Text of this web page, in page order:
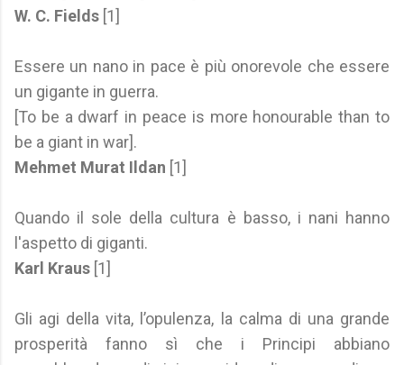
W. C. Fields [1]
Essere un nano in pace è più onorevole che essere
un gigante in guerra.
[To be a dwarf in peace is more honourable than to
be a giant in war].
Mehmet Murat Ildan [1]
Quando il sole della cultura è basso, i nani hanno
l'aspetto di giganti.
Karl Kraus [1]
Gli agi della vita, l’opulenza, la calma di una grande
prosperità fanno sì che i Principi abbiano